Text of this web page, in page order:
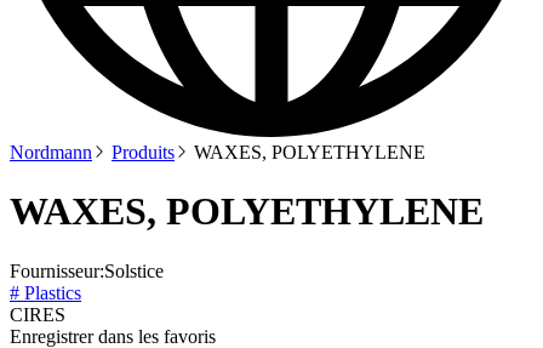
Nordmann Produits WAXES, POLYETHYLENE
WAXES, POLYETHYLENE
Fournisseur:Solstice
# Plastics
CIRES
Enregistrer dans les favoris